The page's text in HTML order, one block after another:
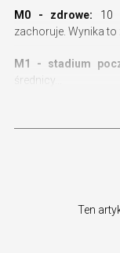
M0 - zdrowe: 10
zachoruje. Wynika
M1 - stadium
średnicy...
Ten